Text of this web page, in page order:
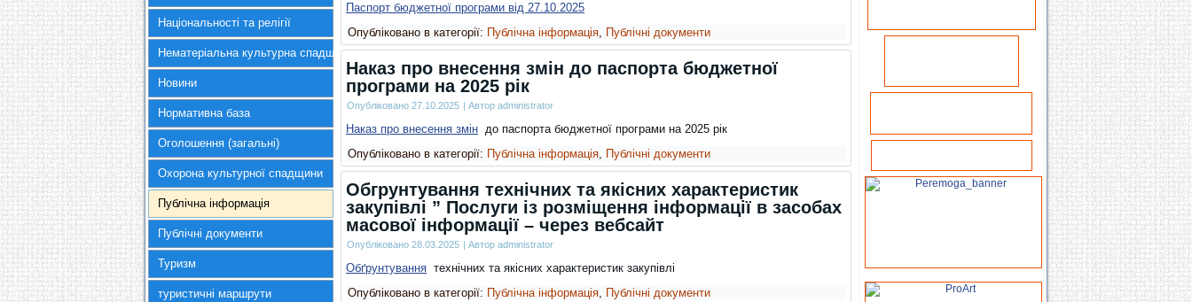
Національності та релігії
Нематеріальна культурна спадщина
Новини
Нормативна база
Оголошення (загальні)
Охорона культурної спадщини
Публічна інформація
Публічні документи
Туризм
туристичні маршрути
Паспорт бюджетної програми від 27.10.2025
Опубліковано в категорії: Публічна інформація, Публічні документи
Наказ про внесення змін до паспорта бюджетної
програми на 2025 рік
Опубліковано 27.10.2025 | Автор administrator
Наказ про внесення змін до паспорта бюджетної програми на 2025 рік
Опубліковано в категорії: Публічна інформація, Публічні документи
Обгрунтування технічних та якісних характеристик
закупівлі ” Послуги із розміщення інформації в засобах
масової інформації – через вебсайт
Опубліковано 28.03.2025 | Автор administrator
Обґрунтування технічних та якісних характеристик закупівлі
Опубліковано в категорії: Публічна інформація, Публічні документи